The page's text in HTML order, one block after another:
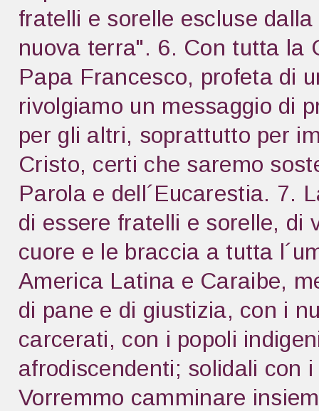
fratelli e sorelle escluse
nuova terra". 6. Con tutta la
Papa Francesco, profeta di
rivolgiamo un messaggio di
per gli altri, soprattutto per
Cristo, certi che saremo
Parola e dell´Eucarestia. 7.
di essere fratelli e sorelle, di
cuore e le braccia a tutta
America Latina e Caraibe,
di pane e di giustizia, con i
carcerati, con i popoli
afrodiscendenti; solidali con
Vorremmo camminare